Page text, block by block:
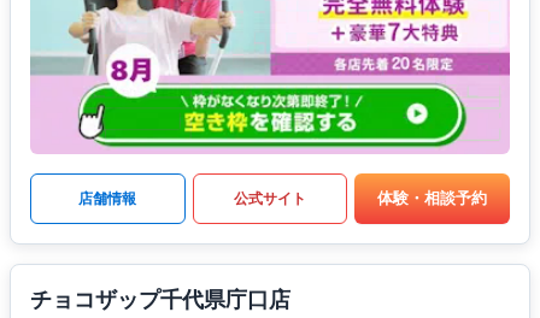
店舗情報 公式サイト 体験・相談予約
チョコザップ千代県庁口店